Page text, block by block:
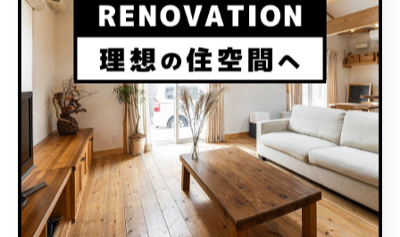
へとのぼります。
ヤマトシでは、お客様にご不安のないよう、誠実に丁寧に診断を
行っています。
ご自身で登られることなく、どうか屋根の診断から補修まで私た
ちにお任せください。
築年数が長く、これまでメンテナンスや リフォームをされていな
い場にはこの方法をご提案する場合もあります。